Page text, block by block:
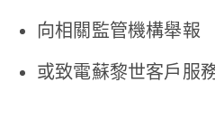
向相關監管機構舉報
或致電蘇黎世客戶服